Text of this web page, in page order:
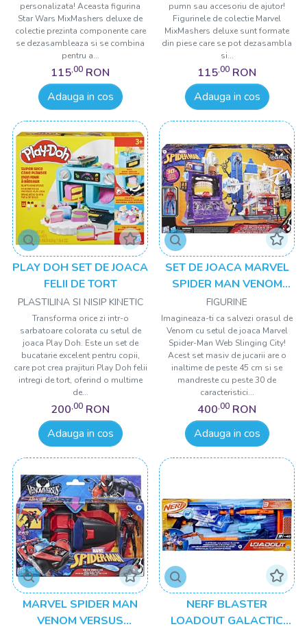
personalizata! Aceasta figurina
Star Wars MixMashers deluxe de
colectie prezinta componente care
se dezasambleaza si se combina
pentru a...
115,00 RON
Adauga in cos
pumn sau accesoriu de ajutor!
Figurinele de colectie Marvel
MixMashers deluxe sunt formate
din piese care se pot dezasambla
si...
115,00 RON
Adauga in cos
PLAY DOH SET DE JOACA
FELII DE TORT
PLASTILINA SI NISIP KINETIC
Transforma orice zi intr-o
sarbatoare colorata cu setul de
joaca Play Doh. Este un set de
bucatarie excelent pentru copii,
care pot crea prajituri Play Doh felii
intregi de tort, oferind o multime
de...
200,00 RON
Adauga in cos
SET DE JOACA MARVEL
SPIDER MAN VENOM
VERSUS WEB CITY
SLINGING
FIGURINE
Imagineaza-ti ca salvezi orasul de
Venom cu setul de joaca Marvel
Spider-Man Web Slinging City!
Acest set masiv de jucarii are o
inaltime de peste 45 cm si se
mandreste cu peste 30 de
caracteristici...
400,00 RON
Adauga in cos
MARVEL SPIDER MAN
VENOM VERSUS
NERF BLASTER
LOADOUT GALACTIC